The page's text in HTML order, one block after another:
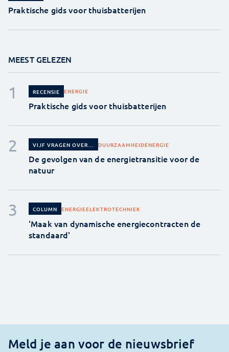
Praktische gids voor thuisbatterijen
MEEST GELEZEN
RECENSIE ENERGIE
Praktische gids voor thuisbatterijen
VIJF VRAGEN OVER... DUURZAAMHEIDENERGIE
De gevolgen van de energietransitie voor de
natuur
COLUMN ENERGIEELEKTROTECHNIEK
'Maak van dynamische energiecontracten de
standaard'
Meld je aan voor de nieuwsbrief